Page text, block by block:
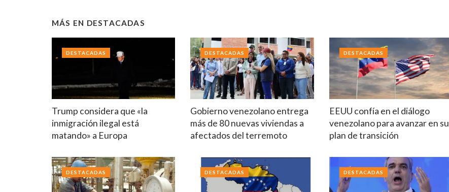
MÁS EN DESTACADAS
Trump considera que «la
inmigración ilegal está
matando» a Europa
DESTACADAS
Gobierno venezolano entrega
más de 80 nuevas viviendas a
afectados del terremoto
DESTACADAS
EEUU confía en el diálogo
venezolano para avanzar en su
plan de transición
DESTACADAS
DESTACADAS DESTACADAS DESTACADAS